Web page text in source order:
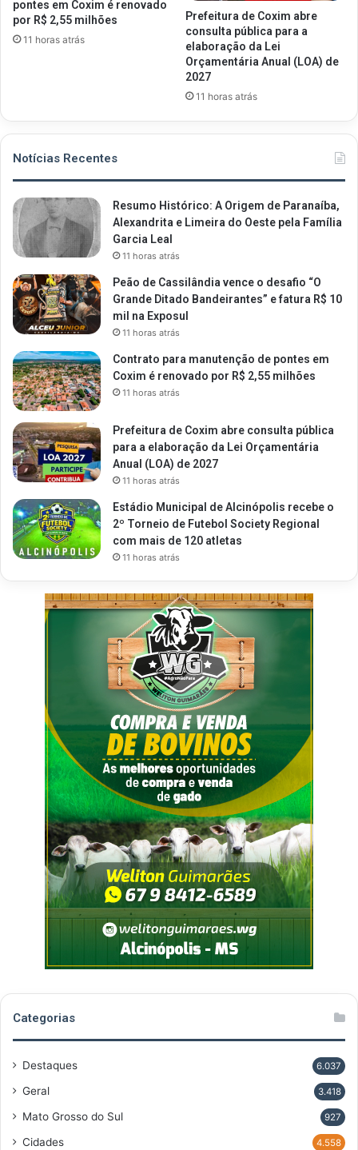
pontes em Coxim é renovado
por R$ 2,55 milhões
11 horas atrás
Prefeitura de Coxim abre
consulta pública para a
elaboração da Lei
Orçamentária Anual (LOA) de
2027
11 horas atrás
Notícias Recentes
Resumo Histórico: A Origem de Paranaíba,
Alexandrita e Limeira do Oeste pela Família
Garcia Leal
11 horas atrás
Peão de Cassilândia vence o desafio “O
Grande Ditado Bandeirantes” e fatura R$ 10
mil na Exposul
11 horas atrás
Contrato para manutenção de pontes em
Coxim é renovado por R$ 2,55 milhões
11 horas atrás
Prefeitura de Coxim abre consulta pública
para a elaboração da Lei Orçamentária
Anual (LOA) de 2027
11 horas atrás
Estádio Municipal de Alcinópolis recebe o
2º Torneio de Futebol Society Regional
com mais de 120 atletas
11 horas atrás
Categorias
Destaques 6.037
Geral 3.418
Mato Grosso do Sul 927
Cidades 4.558